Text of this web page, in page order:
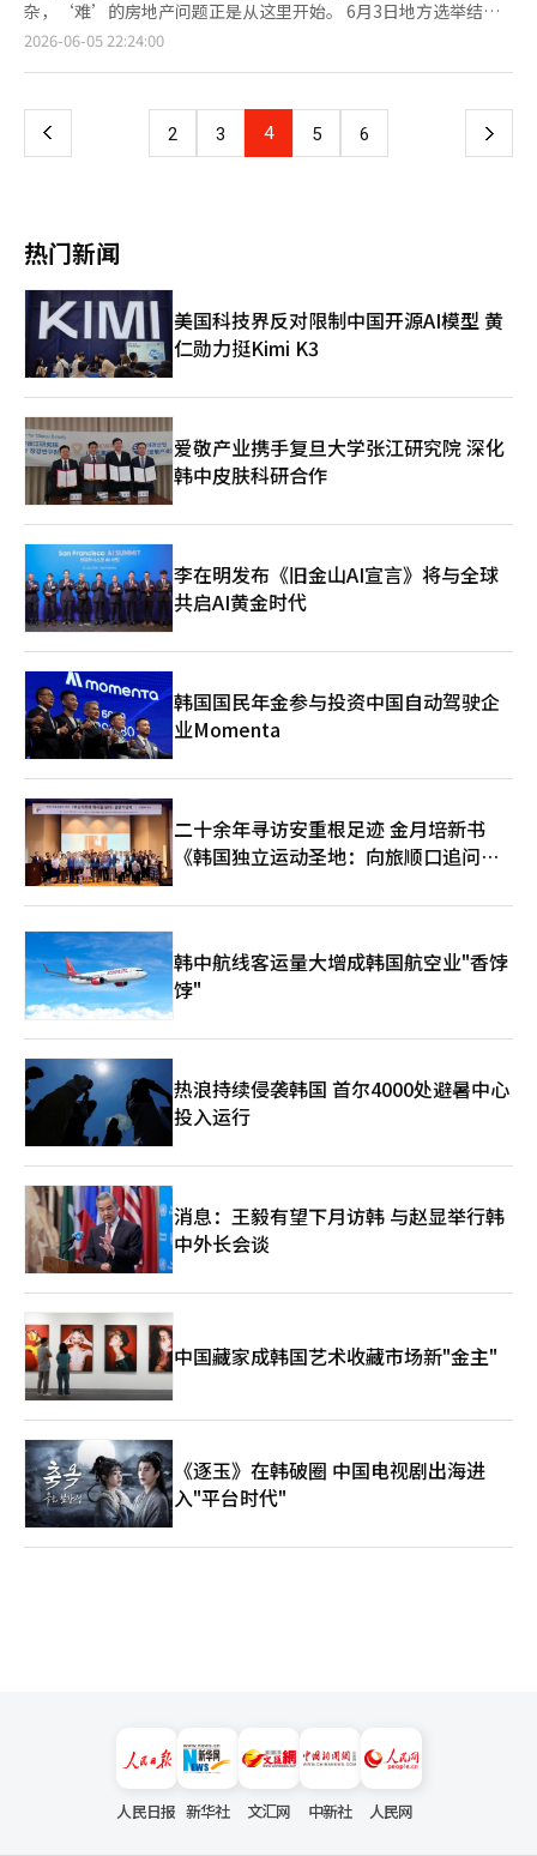
应不足。一方面房子供过于求，另一方面却又房子不足。这是房地
产政策失败之前，国家均衡发展的失败。 最终，住房政策应与产
题。大田、光州、大邱、釜山、蔚山和全北等地方中心城市也必须
具备优质的工作机会和创新生态系统，才能使人和企业分散。 击
败强南的道路不是压制强南，而是创造更多像强南一样宜居的城
工作机会和教育机会的社会，才是真正的居住稳定社会。 基本是
居住稳定。原则是保护实际需求者。常识是政策能力应集中于减少
国民的不安，而不是与房价作斗争。 政府应关注的不是强南房
价，而是国民的居住不安。而解决方案不仅在于监管和税收，还应
在供应、均衡发展和地方增长战略中寻找。 这也是超越房地产问
题，提高韩国未来竞争力的道路。※ 本报道经人工智能（AI）系统
翻译与编辑。
自我改进。韩国摄影师协会和韩国专业摄影协会提议，为了预防消
费者争议，扩大详细价格表的发布和事前告知，并需要对小型企业
进行宣传和教育支持，以便他们能了解相关指南。 公平交易委员
欺骗消费者的交易行为进行持续监视和法律执行。”※ 本报道经
人工智能（AI）系统翻译与编辑。
困难。强北地区的188.4几乎可以解读为租赁房源已接近枯竭。分
析认为，这一现象并非暂时，而是由于结构性供给不足所致。通
常，当供需指数超过190时，租赁价格会进入急剧上涨的阶段。 租
赁变动率为0.28%，超越买卖市场，预示上涨压力 供需不平衡的实
同一时期为0.28%，显著高于买卖变动率（0.193%）。特别是在
各区中，道峰区在一周内上涨0.76%，成为首尔内最高的上涨幅
坡区（0.472%）分别记录了第二和第三高的租赁上涨幅度，显示
价格的急剧上涨正在扩散至首尔全境。 首都圈与地方差距扩大至
三倍，南部地区供需压力加大 租赁不安也蔓延至京畿道和仁川。
本周，京畿道的租赁供需指数为178.0，仁川为178.6，首都圈整体
同步上涨。相比之下，与五个广域市（165.4）的差距从3月第三周
的4.2点扩大至本周的13.9点，增幅超过三倍。在首都圈整体吸纳
租赁需求的结构下，地区间的供给不平衡问题愈发严重。 在京畿
道内部，靠近首尔的南部地区的上涨趋势尤为明显。光明市以
0.655%的涨幅成为京畿道内最高，军浦（0.440%）、果川
（0.423%）等紧随其后。 房源锁定与多房产者增税的双重压力，
导致供给结构性减少 租赁供给不足的直接原因被认为是逆转租赁
现象后的房源回收和多房产者增税的重新实施。2023至2024年租
赁价格下跌期间涌现的房源在价格反弹后被收回，流通量减少，而
5月10日多房产者增税的重新实施进一步加剧了房源锁定现象。放
弃出售的多房产者选择继续租赁或转为月租，导致租赁供给减少的
压力加倍。 随着下半年首都圈入驻量的减少，市场紧张感进一步
会导致租赁价格急剧上涨。专家表示：“现在供需不平衡的情况正
在同时扩散至首尔全境及首都圈外缘。如果下半年入驻量减少，租
赁市场的不安可能会迅速转移至买卖市场。”※ 本报道经人工智
能（AI）系统翻译与编辑。
杂，‘难’的房地产问题正是从这里开始。 6月3日地方选举结
束，16位地方首长已确定，其中13个地区的市政管理发生了变
位当选者的政策将继续沿用。大多数当选者即将就职，然而在此之
为“是否纳入计划”。而现在，情况有所不同。如果未纳入，那就
要看他们正在整理什么，以便将其纳入。房地产市场是通过行动而
GTX-E、F、G、H新线，釜山的全在洙当选者的BuTX与伽德新机
场连接的TRX，忠清地区的CTX主线外延长，韩半岛KTX等多条快
速铁路均未纳入第四次计划。 这些线路要想启动，必须尽快纳入
即将公布的第五次国家铁路网建设计划。如果国土交通部正在进行
可行性与需求预测的初步筛选，那么过渡委员会的时间已经开始。
如果不整理项目可行性资料并与政府部门协商，想要进入候选名单
都很困难。第一年内，最快的决策就是第五次计划。 一个典型的
例子是东南地区。釜山的全在洙与蔚山的金相旭当选者来自民主
党，而庆尚南道的朴完洙当选者则来自国民力量。由于同一区域内
政党分歧，合作并不会自然而然地形成。前任市政管理推动的蔚
山-梁山-釜山的区域铁路已于2025年7月通过了可行性研究，东南
地区循环区域铁路（晋营-蔚山站）也在进行可行性研究。全在洙
的BuTX与TRX将进一步增加。在同一东南地区内，线路、预算与
都市铁路网的未来。 ‘不花税’的地下化，真正的房地产项目从
现在开始 地下化的情况也是如此。根据2024年实施的《铁路地下
化综合开发特别法》，2025年2月选定了釜山、大田、安山作为首
批示范项目。然而，地下化综合计划尚未公布。如果首尔、仁川、
天安等多个当选者承诺的新增区段要顺利推进，综合计划的纳入是
第一道关卡。在下一个任期内，市民能够感受到的变化可能不
是‘开工’，而是‘计划确认’。首批示范项目的开工目标甚至定
在2030年。 SOC承诺的真正面目在于此。六位当选者承诺的铁路
地下化项目结构如下：铁路用地出资→项目实施者发行债券筹集工
程费用→地下化与上部土地开发→上部高密度开发→用开发收益偿
还债券。并非用税收来建设，而是通过上部建筑与商铺的销售与租
赁收益来支付费用。根据首尔市的估算，项目费用为25.6万亿韩
元，上部开发收益为31万亿韩元。开发收益是项目费用的121%。
如果开发收益减少20%，则为24.8万亿韩元，低于项目费用。 开
发收益的估算是项目可行性的核心变量。‘不花税’的说法意味着
财政负担较小，而并非费用消失。房地产市场必须填补这些费用。
实施者的出资结构。 新机场的本质也是如此。庆尚北道的李哲宇
知事的TK新机场，大邱市长当选者的机场后续开发，光州机场迁
移，世万金机场，釜山的伽德新机场，表面上都是交通基础设施，
但从房地产的角度来看，核心在于后续开发与配套区域的开发。如
何利用新机场迁移后的土地是一个重要课题。 供应枯竭，未售房
源堆积，投入速度与规模决定成败 当选者面临的住房市场正处于
两极分化的中心。根据国土交通部2026年4月的住房统计数据，1
至4月，首尔的住房许可为12760套，比去年（16787套）减少了
24.0%；全国竣工为75230套，比去年（139139套）急剧减少了
45.9%。如果许可减少，2至3年后入住将枯竭。竣工数量已经减少
了一半。同时，截至4月底，未售房源为65179套，其中地方占
47881套，达到73%；已竣工但未售的未售房源中，地方占25166
套，达到85.3%。更为关键的信号是，4月份一个月内，首都圈的
未售房源减少了1314套，而地方则增加了1210套。首都圈的新建
房源枯竭，而地方的空房堆积，市场两极化现象愈发严重。 在这
个市场中，新市政与省政的首要任务非常明确。首都圈如何阻止许
可与开工的悬崖，地方如何解决堆积的未售房源。这两个问题的解
决方案并不相同。首都圈需要加快整治项目的许可处理速度、分配
价格的监管以及城市整治型项目的活跃，这是短期内的应对措施。
朴赞大当选的仁川市长承诺了营地市场的综合开发与东仁川行政中
心开发等市中心项目，而秋美爱当选的京畿道知事的GTX与新城市
供应，吴世勋市长的整治项目加速都应对这一许可悬崖。 而地方
则需要优先解决未售房源。需要激活未售房源购入型租赁、调整分
配时点、地方大城市的市中心整治，以及在需求得到确认的地方重
新调整供应。全在洙、许泰正、金相旭当选者面临的首要现实是新
市政的承诺之前，已经堆积的未售房源。 新居住模式是其中一种
2026-06-05 22:24:00
上
页
2 3 4 5 6 下
热门新闻
美国科技界反对限制中国开源AI模型 黄
仁勋力挺Kimi K3
爱敬产业携手复旦大学张江研究院 深化
韩中皮肤科研合作
李在明发布《旧金山AI宣言》将与全球
共启AI黄金时代
韩国国民年金参与投资中国自动驾驶企
业Momenta
二十余年寻访安重根足迹 金月培新书
《韩国独立运动圣地：向旅顺口追问历
韩中航线客运量大增成韩国航空业"香饽
饽"
热浪持续侵袭韩国 首尔4000处避暑中心
投入运行
消息：王毅有望下月访韩 与赵显举行韩
中外长会谈
中国藏家成韩国艺术收藏市场新"金主"
《逐玉》在韩破圈 中国电视剧出海进
入"平台时代"
人民日报 新华社 文汇网 中新社 人民网